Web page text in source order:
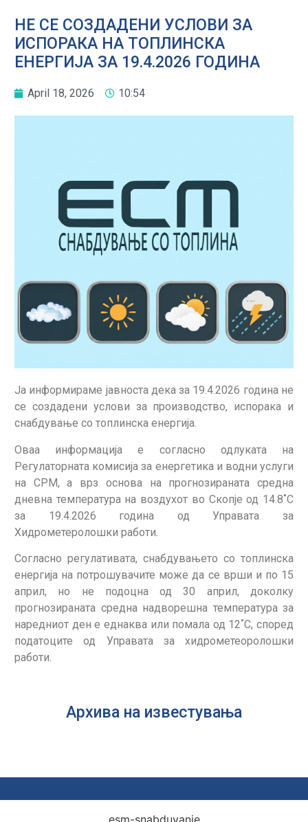
НЕ СЕ СОЗДАДЕНИ УСЛОВИ ЗА
ИСПОРАКА НА ТОПЛИНСКА
ЕНЕРГИЈА ЗА 19.4.2026 ГОДИНА
April 18, 2026 10:54
Jа информираме јавноста дека за 19.4.2026 година не
се создадени услови за производство, испорака и
снабдување со топлинска енергија.
Оваа информација е согласно одлуката на
Регулаторната комисија за енергетика и водни услуги
на СРМ, а врз основа на прогнозираната средна
дневна температура на воздухот во Скопје од 14.8˚С
за 19.4.2026 година од Управата за
Хидрометеролошки работи.
Согласно регулативата, снабдувањето со топлинска
енергија на потрошувачите може да се врши и по 15
април, но не подоцна од 30 април, доколку
прогнозираната средна надворешна температура за
наредниот ден е еднаква или помала од 12˚С, според
податоците од Управата за хидрометеоролошки
работи.
Архива на известувања